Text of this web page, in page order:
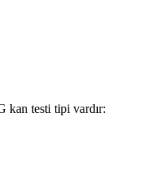
kan testi tipi vardır: